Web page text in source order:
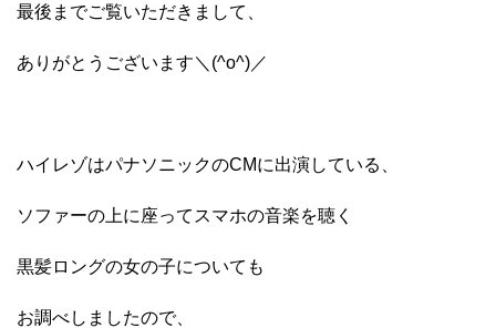
最後までご覧いただきまして、
ありがとうございます＼(^o^)／
ハイレゾはパナソニックのCMに出演している、
ソファーの上に座ってスマホの音楽を聴く
黒髪ロングの女の子についても
お調べしましたので、